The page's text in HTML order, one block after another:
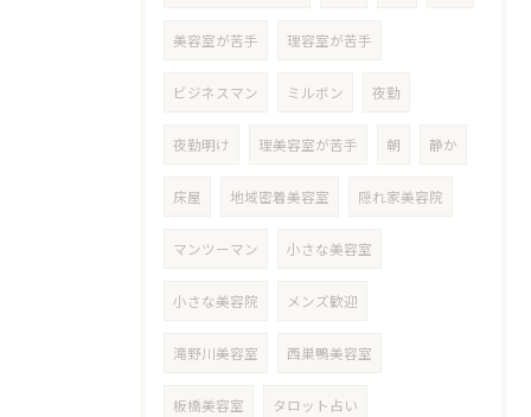
美容室が苦手 理容室が苦手
ビジネスマン ミルボン 夜勤
夜勤明け 理美容室が苦手 朝 静か
床屋 地域密着美容室 隠れ家美容院
マンツーマン 小さな美容室
小さな美容院 メンズ歓迎
滝野川美容室 西巣鴨美容室
板橋美容室 タロット占い